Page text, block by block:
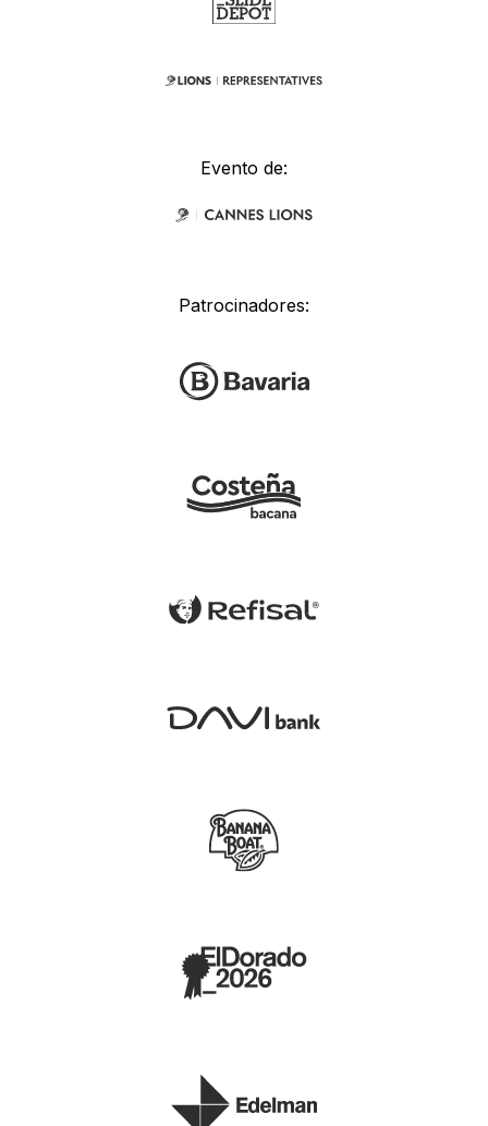
Evento de:
Patrocinadores: